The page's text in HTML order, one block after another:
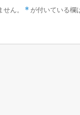
ん。 * が付いている欄